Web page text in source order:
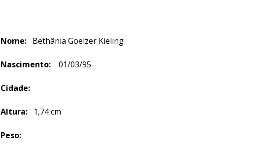
Nome: Bethânia Goelzer Kieling
Nascimento: 01/03/95
Cidade:
Altura: 1,74 cm
Peso: